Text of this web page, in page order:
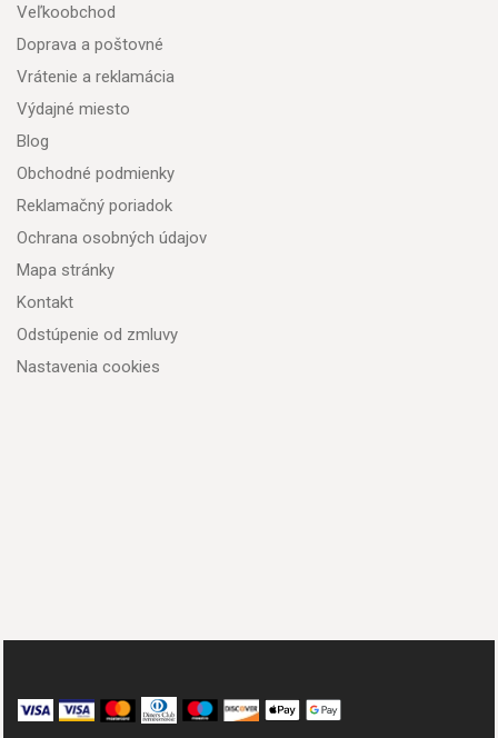
Veľkoobchod
Doprava a poštovné
Vrátenie a reklamácia
Výdajné miesto
Blog
Obchodné podmienky
Reklamačný poriadok
Ochrana osobných údajov
Mapa stránky
Kontakt
Odstúpenie od zmluvy
Nastavenia cookies